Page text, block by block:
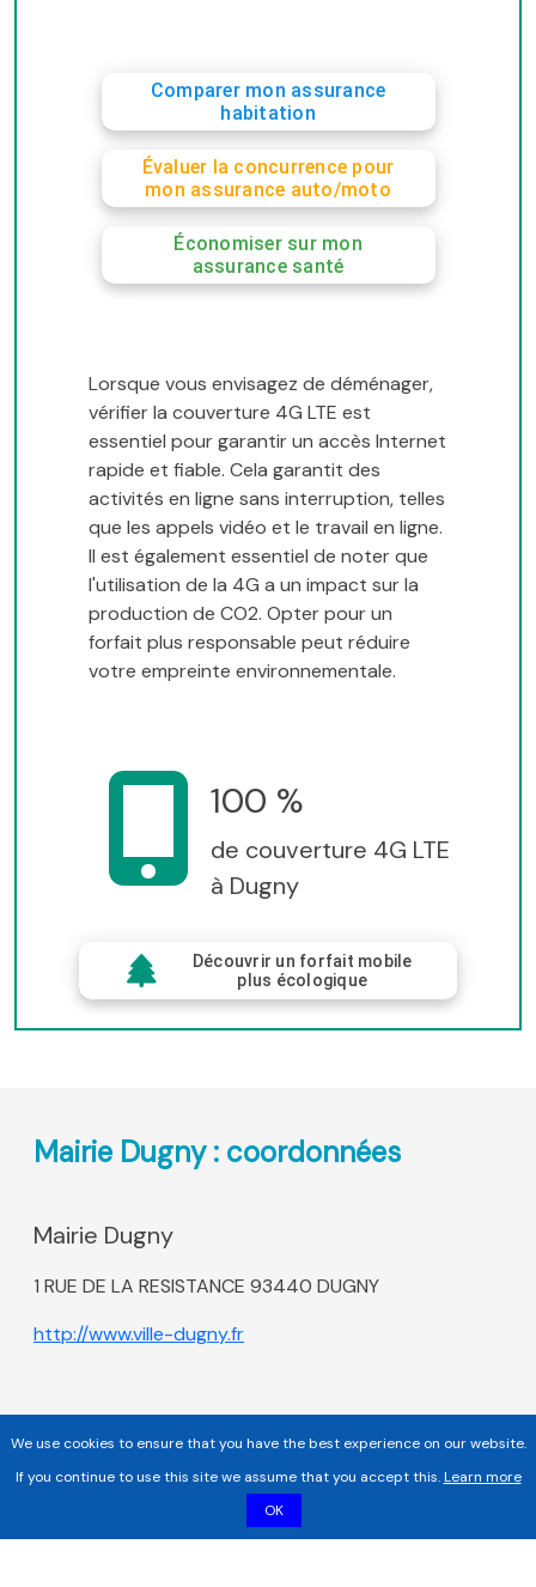
Comparer mon assurance
habitation
Évaluer la concurrence pour
mon assurance auto/moto
Économiser sur mon
assurance santé
Lorsque vous envisagez de déménager,
vérifier la couverture 4G LTE est
essentiel pour garantir un accès Internet
rapide et fiable. Cela garantit des
activités en ligne sans interruption, telles
que les appels vidéo et le travail en ligne.
Il est également essentiel de noter que
l'utilisation de la 4G a un impact sur la
production de CO2. Opter pour un
forfait plus responsable peut réduire
votre empreinte environnementale.
100 %
de couverture 4G LTE
à Dugny
Découvrir un forfait mobile
plus écologique
Mairie Dugny : coordonnées
Mairie Dugny
1 RUE DE LA RESISTANCE 93440 DUGNY
http://www.ville-dugny.fr
We use cookies to ensure that you have the best experience on our website.
If you continue to use this site we assume that you accept this.Learn more
OK